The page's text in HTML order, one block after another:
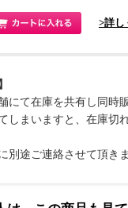
>詳し
にて在庫を共有し同時
しまいますと、在庫切
別途ご連絡させて頂きま